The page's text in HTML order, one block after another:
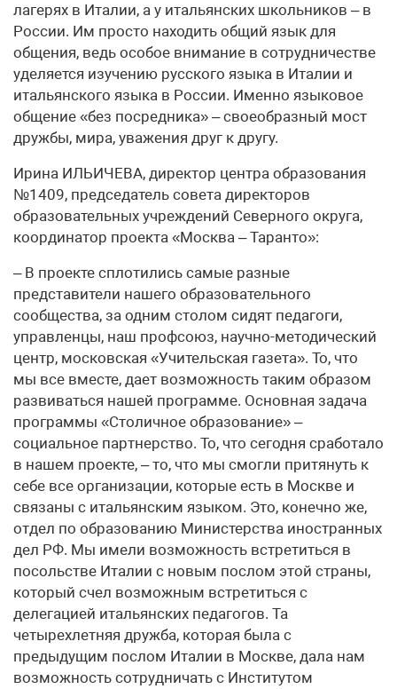
лагерях в Италии, а у итальянских школьников – в
России. Им просто находить общий язык для
общения, ведь особое внимание в сотрудничестве
уделяется изучению русского языка в Италии и
итальянского языка в России. Именно языковое
общение «без посредника» – своеобразный мост
дружбы, мира, уважения друг к другу.
Ирина ИЛЬИЧЕВА, директор центра образования
№1409, председатель совета директоров
образовательных учреждений Северного округа,
координатор проекта «Москва – Таранто»:
– В проекте сплотились самые разные
представители нашего образовательного
сообщества, за одним столом сидят педагоги,
управленцы, наш профсоюз, научно-методический
центр, московская «Учительская газета». То, что
мы все вместе, дает возможность таким образом
развиваться нашей программе. Основная задача
программы «Столичное образование» –
социальное партнерство. То, что сегодня сработало
в нашем проекте, – то, что мы смогли притянуть к
себе все организации, которые есть в Москве и
связаны с итальянским языком. Это, конечно же,
отдел по образованию Министерства иностранных
дел РФ. Мы имели возможность встретиться в
посольстве Италии с новым послом этой страны,
который счел возможным встретиться с
делегацией итальянских педагогов. Та
четырехлетняя дружба, которая была с
предыдущим послом Италии в Москве, дала нам
возможность сотрудничать с Институтом